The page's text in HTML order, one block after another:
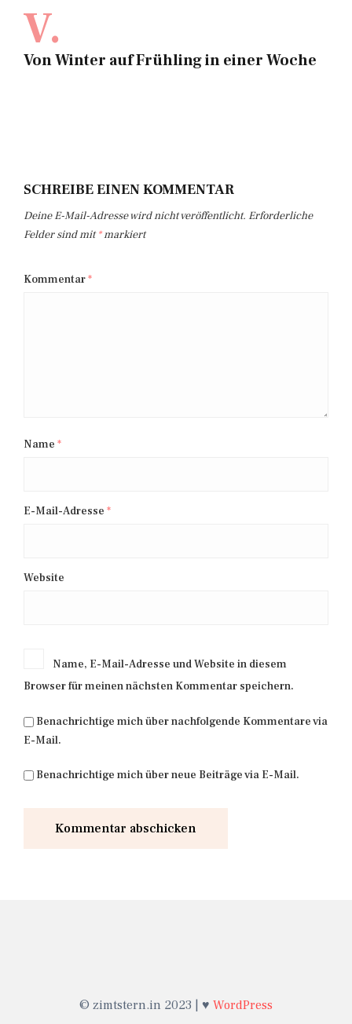
V.
Von Winter auf Frühling in einer Woche
SCHREIBE EINEN KOMMENTAR
Deine E-Mail-Adresse wird nicht veröffentlicht. Erforderliche
Felder sind mit*markiert
Kommentar*
Name *
E-Mail-Adresse *
Website
Name, E-Mail-Adresse und Website in diesem
Browser für meinen nächsten Kommentar speichern.
Benachrichtige mich über nachfolgende Kommentare via
E-Mail.
Benachrichtige mich über neue Beiträge via E-Mail.
© zimtstern.in 2023 | ♥ WordPress